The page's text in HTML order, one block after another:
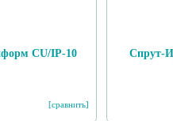
CU/IP-10
[сравнить]
Спрут-